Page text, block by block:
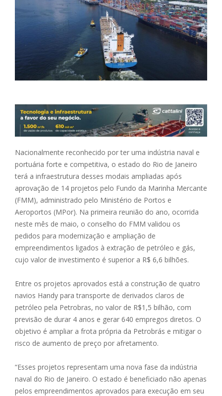
Nacionalmente reconhecido por ter uma indústria naval e
portuária forte e competitiva, o estado do Rio de Janeiro
terá a infraestrutura desses modais ampliadas após
aprovação de 14 projetos pelo Fundo da Marinha Mercante
(FMM), administrado pelo Ministério de Portos e
Aeroportos (MPor). Na primeira reunião do ano, ocorrida
neste mês de maio, o conselho do FMM validou os
pedidos para modernização e ampliação de
empreendimentos ligados à extração de petróleo e gás,
cujo valor de investimento é superior a R$ 6,6 bilhões.
Entre os projetos aprovados está a construção de quatro
navios Handy para transporte de derivados claros de
petróleo pela Petrobras, no valor de R$1,5 bilhão, com
previsão de durar 4 anos e gerar 640 empregos diretos. O
objetivo é ampliar a frota própria da Petrobrás e mitigar o
risco de aumento de preço por afretamento.
“Esses projetos representam uma nova fase da indústria
naval do Rio de Janeiro. O estado é beneficiado não apenas
pelos empreendimentos aprovados para execução em seu